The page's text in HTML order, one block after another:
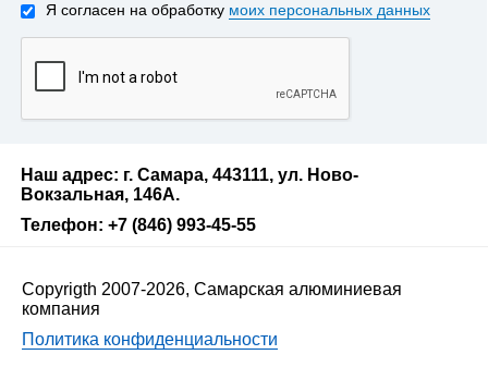
Я согласен на обработку моих персональных данных
Наш адрес: г. Самара, 443111, ул. Ново-
Вокзальная, 146А.
Телефон: +7 (846) 993-45-55
Copyrigth 2007-2026, Самарская алюминиевая
компания
Политика конфиденциальности